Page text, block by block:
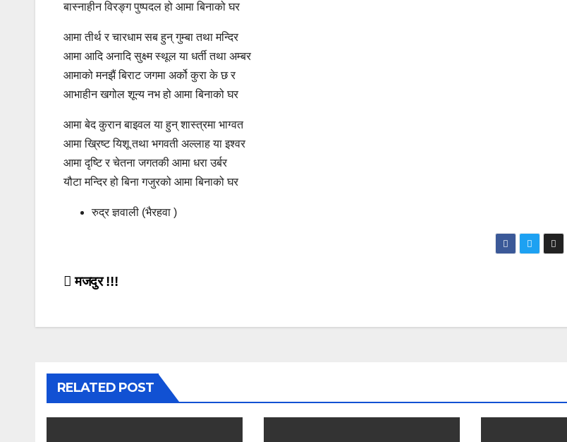
बास्नाहीन विरङ्ग पुष्पदल हो आमा बिनाको घर
आमा तीर्थ र चारधाम सब हुन् गुम्बा तथा मन्दिर
आमा आदि अनादि सुक्ष्म स्थूल या धर्ती तथा अम्बर
आमाको मनझैं बिराट जगमा अर्को कुरा के छ र
आभाहीन खगोल शून्य नभ हो आमा बिनाको घर
आमा बेद कुरान बाइवल या हुन् शास्त्रमा भाग्वत
आमा ख्रिष्ट यिशू तथा भगवती अल्लाह या इश्वर
आमा दृष्टि र चेतना जगतकी आमा धरा उर्बर
यौटा मन्दिर हो बिना गजुरको आमा बिनाको घर
रुद्र ज्ञवाली (भैरहवा )
Post
मजदुर !!!
RELATED POST